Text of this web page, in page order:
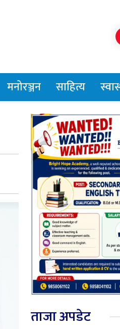
मनोरञ्जन साहित्य
ताजा अपडेट